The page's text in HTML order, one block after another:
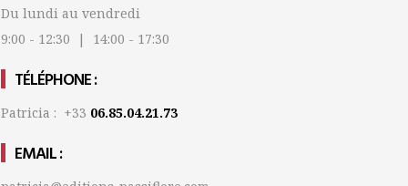
Du lundi au vendredi
9:00 - 12:30 | 14:00 - 17:30
TÉLÉPHONE :
Patricia : +33 06.85.04.21.73
EMAIL :